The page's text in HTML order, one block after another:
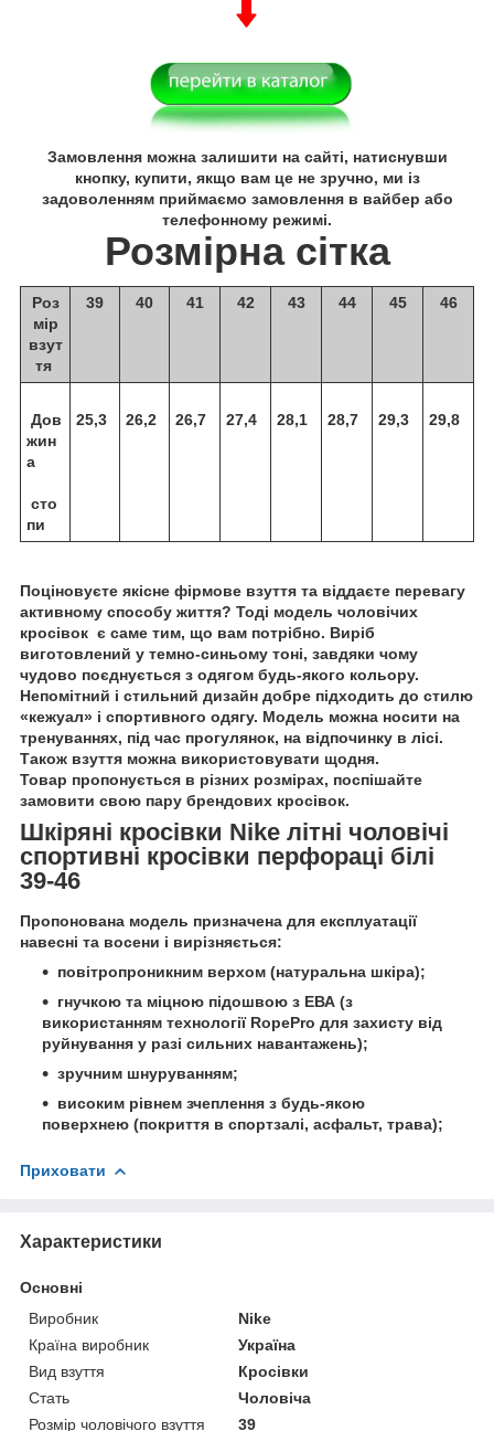
Замовлення можна залишити на сайті, натиснувши
кнопку, купити, якщо вам це не зручно, ми із
задоволенням приймаємо замовлення в вайбер або
телефонному режимі.
Розмірна сітка
Роз
мір
взут
тя
39 40 41 42 43 44 45 46
Дов
жин
а
сто
пи
25,3 26,2 26,7 27,4 28,1 28,7 29,3 29,8
Поціновуєте якісне фірмове взуття та віддаєте перевагу
активному способу життя? Тоді модель чоловічих
кросівок є саме тим, що вам потрібно. Виріб
виготовлений у темно-синьому тоні, завдяки чому
чудово поєднується з одягом будь-якого кольору.
Непомітний і стильний дизайн добре підходить до стилю
«кежуал» і спортивного одягу. Модель можна носити на
тренуваннях, під час прогулянок, на відпочинку в лісі.
Також взуття можна використовувати щодня.
Товар пропонується в різних розмірах, поспішайте
замовити свою пару брендових кросівок.
Шкіряні кросівки Nike літні чоловічі
спортивні кросівки перфораці білі
39-46
Пропонована модель призначена для експлуатації
навесні та восени і вирізняється:
повітропроникним верхом (натуральна шкіра);
гнучкою та міцною підошвою з ЕВА (з
використанням технології RopePro для захисту від
руйнування у разі сильних навантажень);
зручним шнуруванням;
високим рівнем зчеплення з будь-якою
поверхнею (покриття в спортзалі, асфальт, трава);
Приховати
Характеристики
Основні
Виробник
Nike
Країна виробник
Україна
Вид взуття
Кросівки
Стать
Чоловіча
Розмір чоловічого взуття
39